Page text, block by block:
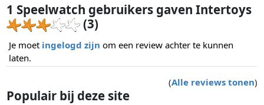
1 Speelwatch gebruikers gaven Intertoys
(3)
Je moet ingelogd zijn om een review achter te kunnen
laten.
(Alle reviews tonen)
Populair bij deze site